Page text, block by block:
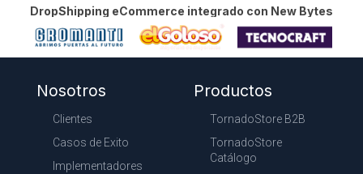
DropShipping eCommerce integrado con New Bytes
Nosotros
Clientes
Casos de Exito
Implementadores
Productos
TornadoStore B2B
TornadoStore
Catálogo